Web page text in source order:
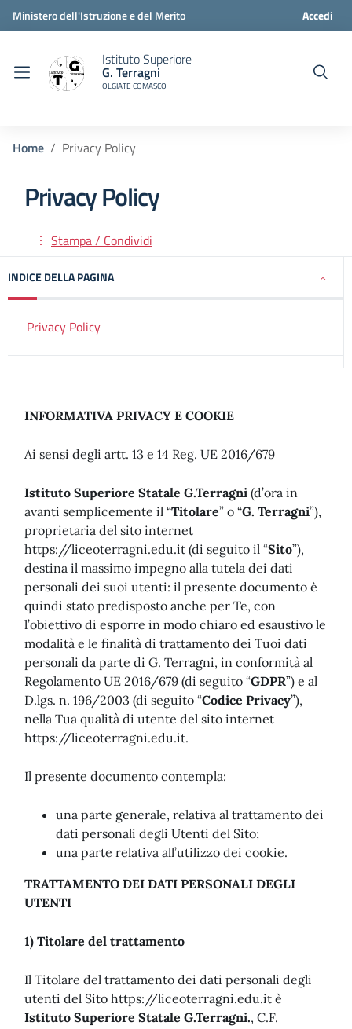
Ministero dell'Istruzione e del Merito Accedi
Istituto Superiore
G. Terragni
OLGIATE COMASCO
Home Privacy Policy
Privacy Policy
Stampa / Condividi
INDICE DELLA PAGINA
Privacy Policy
INFORMATIVA PRIVACY E COOKIE
Ai sensi degli artt. 13 e 14 Reg. UE 2016/679
Istituto Superiore Statale G.Terragni (d’ora in
avanti semplicemente il “Titolare” o “G. Terragni”),
proprietaria del sito internet
https://liceoterragni.edu.it (di seguito il “Sito”),
destina il massimo impegno alla tutela dei dati
personali dei suoi utenti: il presente documento è
quindi stato predisposto anche per Te, con
l’obiettivo di esporre in modo chiaro ed esaustivo le
modalità e le finalità di trattamento dei Tuoi dati
personali da parte di G. Terragni, in conformità al
Regolamento UE 2016/679 (di seguito “GDPR”) e al
D.lgs. n. 196/2003 (di seguito “Codice Privacy”),
nella Tua qualità di utente del sito internet
https://liceoterragni.edu.it.
Il presente documento contempla:
una parte generale, relativa al trattamento dei
dati personali degli Utenti del Sito;
una parte relativa all’utilizzo dei cookie.
TRATTAMENTO DEI DATI PERSONALI DEGLI
UTENTI
1) Titolare del trattamento
Il Titolare del trattamento dei dati personali degli
utenti del Sito https://liceoterragni.edu.it è
Istituto Superiore Statale G.Terragni., C.F.